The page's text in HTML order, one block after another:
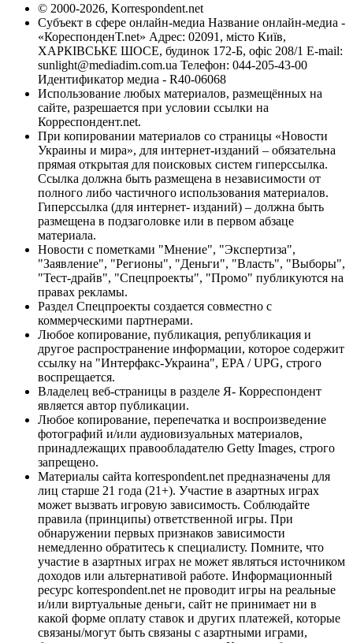
© 2000-2026, Korrespondent.net
Субъект в сфере онлайн-медиа Название онлайн-медиа -
«КореспонденТ.net» Адрес: 02091, місто Київ,
ХАРКІВСЬКЕ ШОСЕ, будинок 172-Б, офіс 208/1 E-mail:
sunlight@mediadim.com.ua Телефон: 044-205-43-00
Идентификатор медиа - R40-06068
Использование любых материалов, размещённых на
сайте, разрешается при условии ссылки на
Корреспондент.net.
При копировании материалов со страницы «Новости
Украины и мира», для интернет-изданий – обязательна
прямая открытая для поисковых систем гиперссылка.
Ссылка должна быть размещена в независимости от
полного либо частичного использования материалов.
Гиперссылка (для интернет- изданий) – должна быть
размещена в подзаголовке или в первом абзаце
материала.
Новости с пометками "Мнение", "Экспертиза",
"Заявление", "Регионы", "Деньги", "Власть", "Выборы",
"Тест-драйв", "Спецпроекты", "Промо" публикуются на
правах рекламы.
Раздел Спецпроекты создается совместно с
коммерческими партнерами.
Любое копирование, публикация, републикация и
другое распространение информации, которое содержит
ссылку на "Интерфакс-Украина", EPA / UPG, строго
воспрещается.
Владелец веб-страницы в разделе Я- Корреспондент
является автор публикации.
Любое копирование, перепечатка и воспроизведение
фотографий и/или аудиовизуальных материалов,
принадлежащих правообладателю Getty Images, строго
запрещено.
Материалы сайта korrespondent.net предназначены для
лиц старше 21 года (21+). Участие в азартных играх
может вызвать игровую зависимость. Соблюдайте
правила (принципы) ответственной игры. При
обнаружении первых признаков зависимости
немедленно обратитесь к специалисту. Помните, что
участие в азартных играх не может являться источником
доходов или альтернативой работе. Информационный
ресурс korrespondent.net не проводит игры на реальные
и/или виртуальные деньги, сайт не принимает ни в
какой форме оплату ставок и других платежей, которые
связаны/могут быть связаны с азартными играми,